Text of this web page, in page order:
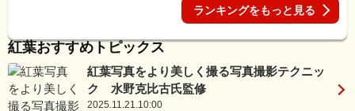
ランキングをもっと見る
紅葉おすすめトピックス
紅葉写真をより美しく撮る写真撮影テクニッ
ク 水野克比古氏監修
2025.11.21.10:00